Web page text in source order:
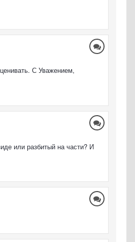
С Уважением,
или разбитый на части? И